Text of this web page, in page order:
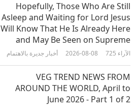
قصص بوذية: استحقاق القرابين الصادقة
المقدمة لبوذا، الجزء 1 من 2‏
الاقتداء بالصفات النبيلة للحيوانات،
الجزء 1 من 2‏
Hopefully, Those Who Are Still
Asleep and Waiting for Lord Jesus
Will Know That He Is Already Here
and May Be Seen on Supreme
Master Television
أخبار جديرة بالاهتمام 2026-08-08 725 الآراء
VEG TREND NEWS FROM
AROUND THE WORLD, April to
June 2026 - Part 1 of 2